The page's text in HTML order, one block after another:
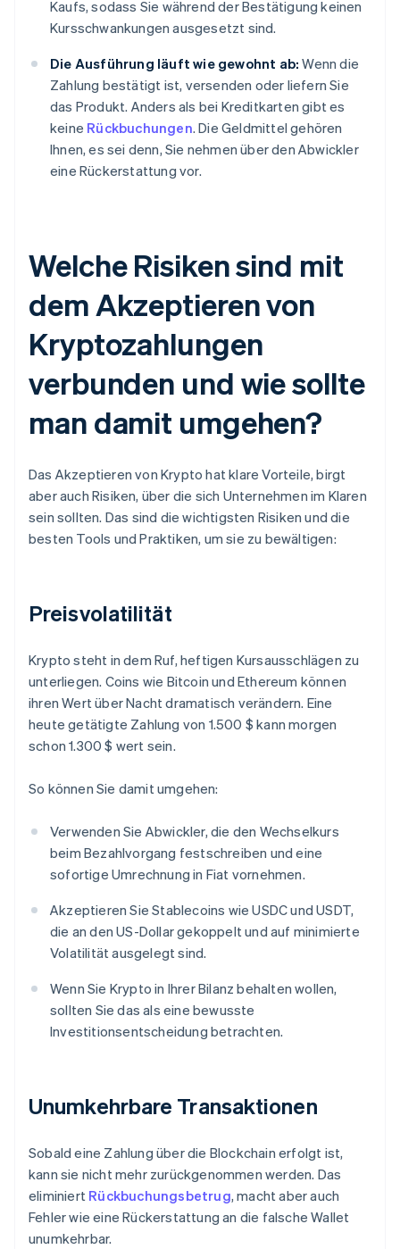
Kaufs, sodass Sie während der Bestätigung keinen
Kursschwankungen ausgesetzt sind.
Die Ausführung läuft wie gewohnt ab: Wenn die
Zahlung bestätigt ist, versenden oder liefern Sie
das Produkt. Anders als bei Kreditkarten gibt es
keine Rückbuchungen. Die Geldmittel gehören
Ihnen, es sei denn, Sie nehmen über den Abwickler
eine Rückerstattung vor.
Welche Risiken sind mit
dem Akzeptieren von
Kryptozahlungen
verbunden und wie sollte
man damit umgehen?
Das Akzeptieren von Krypto hat klare Vorteile, birgt
aber auch Risiken, über die sich Unternehmen im Klaren
sein sollten. Das sind die wichtigsten Risiken und die
besten Tools und Praktiken, um sie zu bewältigen:
Preisvolatilität
Krypto steht in dem Ruf, heftigen Kursausschlägen zu
unterliegen. Coins wie Bitcoin und Ethereum können
ihren Wert über Nacht dramatisch verändern. Eine
heute getätigte Zahlung von 1.500 $ kann morgen
schon 1.300 $ wert sein.
So können Sie damit umgehen:
Verwenden Sie Abwickler, die den Wechselkurs
beim Bezahlvorgang festschreiben und eine
sofortige Umrechnung in Fiat vornehmen.
Akzeptieren Sie Stablecoins wie USDC und USDT,
die an den US-Dollar gekoppelt und auf minimierte
Volatilität ausgelegt sind.
Wenn Sie Krypto in Ihrer Bilanz behalten wollen,
sollten Sie das als eine bewusste
Investitionsentscheidung betrachten.
Unumkehrbare Transaktionen
Sobald eine Zahlung über die Blockchain erfolgt ist,
kann sie nicht mehr zurückgenommen werden. Das
eliminiert Rückbuchungsbetrug, macht aber auch
Fehler wie eine Rückerstattung an die falsche Wallet
unumkehrbar.